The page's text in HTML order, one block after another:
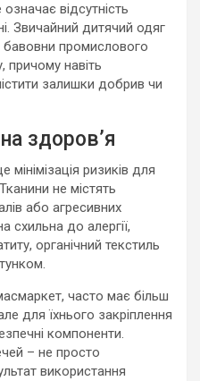
відсутність
Звичайний дитячий одяг
бавовни промислового
причому навіть
залишки добрив чи
здоров’я
ризиків для
не містять
або агресивних
схильна до алергії,
органічний текстиль
часто має більш
для їхнього закріплення
компоненти.
– не просто
використання